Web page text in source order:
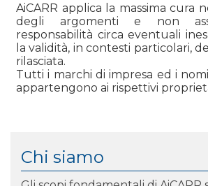
Chi siamo
AiCARR applica la massima cura
degli argomenti e non
responsabilità circa eventuali
la validità, in contesti particolari,
rilasciata.
Tutti i marchi di impresa ed i
appartengono ai rispettivi